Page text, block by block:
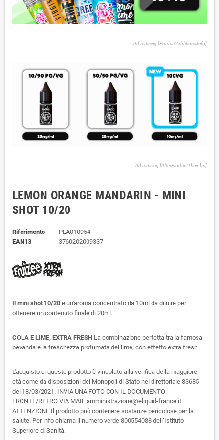
Advertising [ProductAdditionalInfo]
Advertising [AfterProductThumbs]
LEMON ORANGE MANDARIN - MINI
SHOT 10/20
Riferimento
PLA010954
EAN13
3760202009337
Il mini shot 10/20 è un'aroma concentrato da 10ml da diluire per
ottenere un contenuto finale di 20ml.
COLA E LIME, EXTRA FRESH La combinazione perfetta tra la famosa
bevanda e la freschezza profumata del lime, con effetto extra fresh.
L'acquisto di questo prodotto è vincolato alla verifica della maggiore
età come da disposizioni dei Monopoli di Stato nel direttoriale 83685
del 18/03/2021. INVIA UNA FOTO CON IL DOCUMENTO
FRONTE/RETRO VIA MAIL amministrazione@eliquid-france.it
ATTENZIONE:Il prodotto può contenere sostanze pericolose per la
salute. Per info chiama il numero verde 800554088 dell’Istituto
Superiore di Sanità.